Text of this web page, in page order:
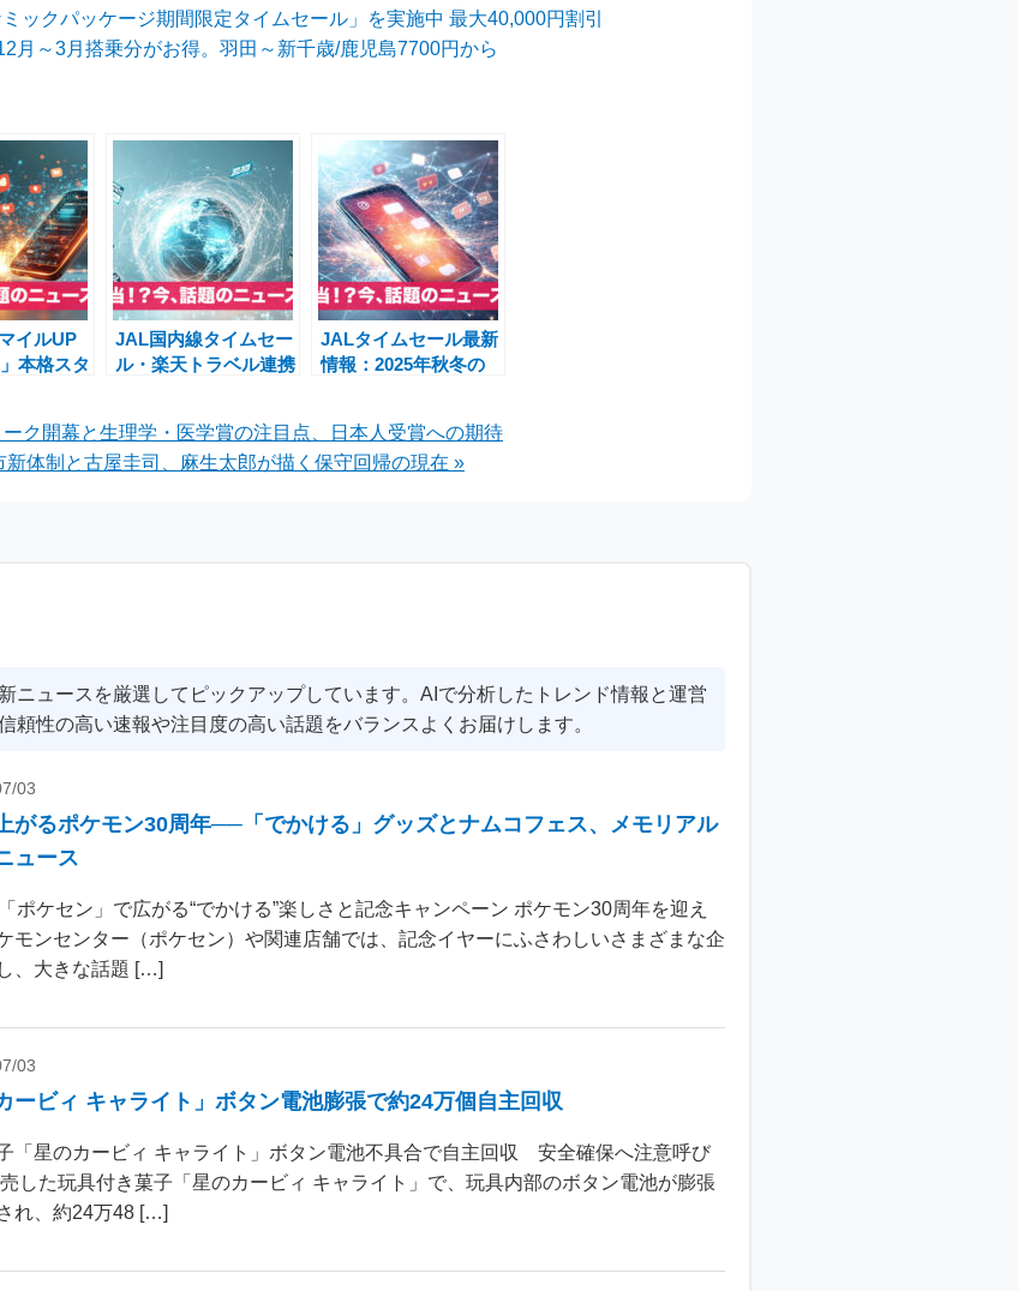
ックパッケージ期間限定タイムセール」を実施中 最大40,000円割引
月～3月搭乗分がお得。羽田～新千歳/鹿児島7700円から
イルUP
本格スタ
JAL国内線タイムセー
ル・楽天トラベル連携
JALタイムセール最新
情報：2025年秋冬の
「JAL楽パック」連動
セールも開催
ク開幕と生理学・医学賞の注目点、日本人受賞への期待
体制と古屋圭司、麻生太郎が描く保守回帰の現在 »
ニュースを厳選してピックアップしています。AIで分析したトレンド情報と運営
頼性の高い速報や注目度の高い話題をバランスよくお届けします。
03
がるポケモン30周年──「でかける」グッズとナムコフェス、メモリアル
ュース
ポケセン」で広がる“でかける”楽しさと記念キャンペーン ポケモン30周年を迎え
モンセンター（ポケセン）や関連店舗では、記念イヤーにふさわしいさまざまな企
、大きな話題 […]
03
ービィ キャライト」ボタン電池膨張で約24万個自主回収
「星のカービィ キャライト」ボタン電池不具合で自主回収 安全確保へ注意呼び
した玩具付き菓子「星のカービィ キャライト」で、玩具内部のボタン電池が膨張
れ、約24万48 […]